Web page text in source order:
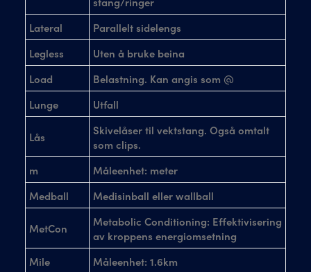
Lateral
Parallelt sidelengs
Legless
Uten å bruke beina
Load
Belastning. Kan angis som @
Lunge
Utfall
Lås
Skivelåser til vektstang. Også omtalt
som clips.
m
Måleenhet: meter
Medball
Medisinball eller wallball
MetCon
Metabolic Conditioning: Effektivisering
av kroppens energiomsetning
Mile
Måleenhet: 1.6km